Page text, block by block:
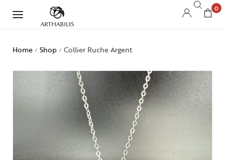
0
Home / Shop / Collier Ruche Argent